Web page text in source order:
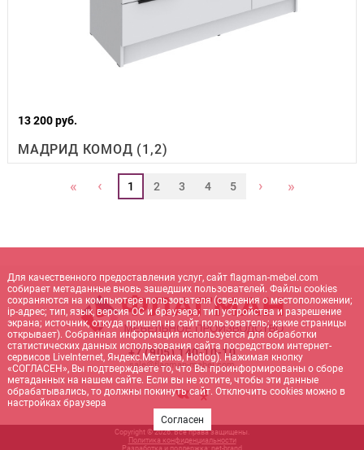
13 200 руб.
МАДРИД КОМОД (1,2)
« ‹ 1 2 3 4 5 › »
+7 (905) 140-10-10
sale@flagman-mebel.com
Copyright © 2026. Все права защищены.
Политика конфиденциальности
Разработка и поддержка: net- brand
Для качественного предоставления услуг, сайт flagman-mebel.com
собирает метаданные вновь зашедших пользователей. Файлы cookies
сохраняются на компьютере пользователя (сведения о местоположении;
ip-адрес; тип, язык, версия ОС и браузера; тип устройства и разрешение
экрана; источник, откуда пришел на сайт пользователь; какие страницы
открывает). Собранная информация используется для обработки
статистических данных использования сайта посредством интернет-
сервисов LiveInternet, Яндекс.Метрика, Hotlog). Нажимая кнопку
«СОГЛАСЕН», Вы подтверждаете то, что Вы проинформированы о сборе
метаданных на нашем сайте. Если вы не хотите, чтобы эти данные
обрабатывались, то должны покинуть сайт. Отключить cookies можно в
настройках браузера
Согласен